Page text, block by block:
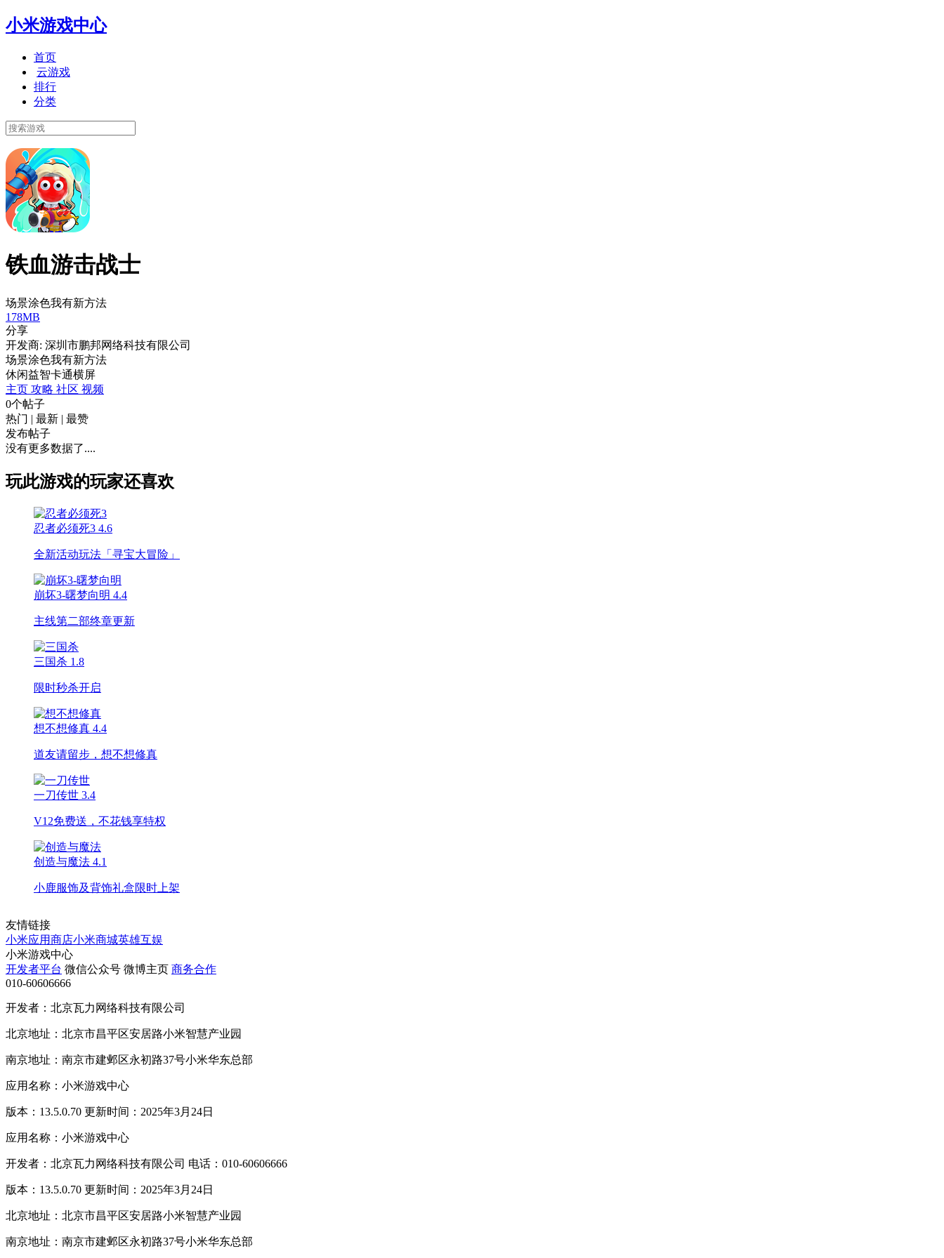
小米游戏中心
首页
云游戏
排行
分类
铁血游击战士
场景涂色我有新方法
178MB
分享
开发商: 深圳市鹏邦网络科技有限公司
场景涂色我有新方法
休闲益智卡通横屏
主页 攻略 社区 视频
0个帖子
热门 | 最新 | 最赞
发布帖子
没有更多数据了....
玩此游戏的玩家还喜欢
忍者必须死3 4.6
全新活动玩法「寻宝大冒险」
崩坏3-曙梦向明 4.4
主线第二部终章更新
三国杀 1.8
限时秒杀开启
想不想修真 4.4
道友请留步，想不想修真
一刀传世 3.4
V12免费送，不花钱享特权
创造与魔法 4.1
小鹿服饰及背饰礼盒限时上架
友情链接
小米应用商店小米商城英雄互娱
小米游戏中心
开发者平台 微信公众号 微博主页 商务合作
010-60606666
开发者：北京瓦力网络科技有限公司
北京地址：北京市昌平区安居路小米智慧产业园
南京地址：南京市建邺区永初路37号小米华东总部
应用名称：小米游戏中心
版本：13.5.0.70 更新时间：2025年3月24日
应用名称：小米游戏中心
开发者：北京瓦力网络科技有限公司 电话：010-60606666
版本：13.5.0.70 更新时间：2025年3月24日
北京地址：北京市昌平区安居路小米智慧产业园
南京地址：南京市建邺区永初路37号小米华东总部